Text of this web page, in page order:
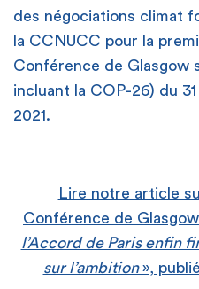
des négociations climat
la CCNUCC pour la
Conférence de Glasgow
incluant la COP-26) du
2021.
Lire notre article
Conférence de
l’Accord de Paris enfin
sur l’ambition»,